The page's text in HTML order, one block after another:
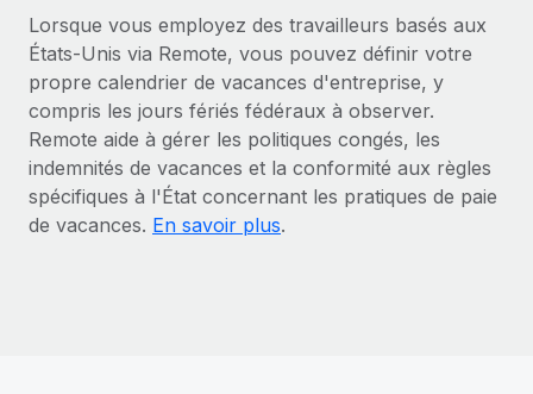
Lorsque vous employez des travailleurs basés aux
États-Unis via Remote, vous pouvez définir votre
propre calendrier de vacances d'entreprise, y
compris les jours fériés fédéraux à observer.
Remote aide à gérer les politiques congés, les
indemnités de vacances et la conformité aux règles
spécifiques à l'État concernant les pratiques de paie
de vacances. En savoir plus.